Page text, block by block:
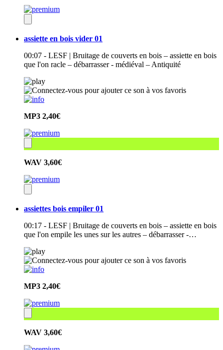
assiette en bois vider 01
00:07 - LESF | Bruitage de couverts en bois – assiette en bois
que l'on racle – débarrasser - médiéval – Antiquité
MP3 2,40€
WAV 3,60€
assiettes bois empiler 01
00:17 - LESF | Bruitage de couverts en bois – assiette en bois
que l'on empile les unes sur les autres – débarrasser -…
MP3 2,40€
WAV 3,60€